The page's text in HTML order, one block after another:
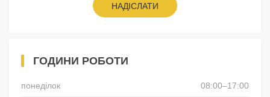
НАДІСЛАТИ
ГОДИНИ РОБОТИ
понеділок 08:00–17:00